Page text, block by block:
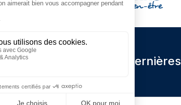
Restez informé de nos dernières